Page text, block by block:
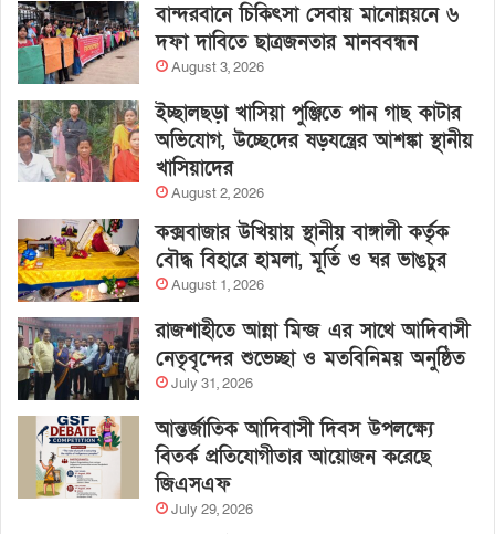
বান্দরবানে চিকিৎসা সেবায় মানোন্নয়নে ৬
দফা দাবিতে ছাত্রজনতার মানববন্ধন
August 3, 2026
ইচ্ছালছড়া খাসিয়া পুঞ্জিতে পান গাছ কাটার
অভিযোগ, উচ্ছেদের ষড়যন্ত্রের আশঙ্কা স্থানীয়
খাসিয়াদের
August 2, 2026
কক্সবাজার উখিয়ায় স্থানীয় বাঙ্গালী কর্তৃক
বৌদ্ধ বিহারে হামলা, মূর্তি ও ঘর ভাঙচুর
August 1, 2026
রাজশাহীতে আন্না মিন্জ এর সাথে আদিবাসী
নেতৃবৃন্দের শুভেচ্ছা ও মতবিনিময় অনুষ্ঠিত
July 31, 2026
আন্তর্জাতিক আদিবাসী দিবস উপলক্ষ্যে
বিতর্ক প্রতিযোগীতার আয়োজন করেছে
জিএসএফ
July 29, 2026